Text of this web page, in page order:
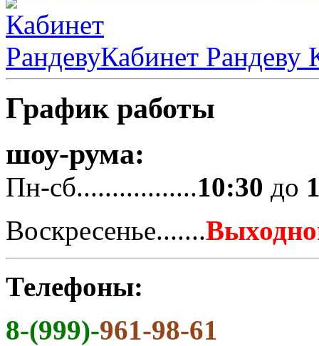
Кабинет Рандеву
График работы
шоу-рума:
Пн-сб.................10:30 до
Воскресенье.......
Телефоны:
8-(999)-961-98-61